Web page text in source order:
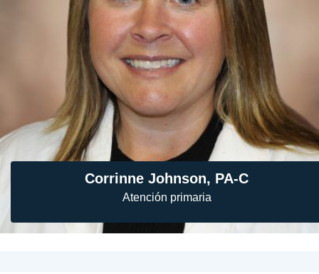
Corrinne Johnson, PA-C
Atención primaria